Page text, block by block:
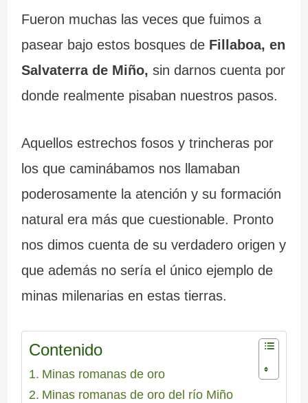
Fueron muchas las veces que fuimos a
pasear bajo estos bosques de Fillaboa, en
Salvaterra de Miño, sin darnos cuenta por
donde realmente pisaban nuestros pasos.
Aquellos estrechos fosos y trincheras por
los que caminábamos nos llamaban
poderosamente la atención y su formación
natural era más que cuestionable. Pronto
nos dimos cuenta de su verdadero origen y
que además no sería el único ejemplo de
minas milenarias en estas tierras.
Contenido
Minas romanas de oro
Minas romanas de oro del río Miño